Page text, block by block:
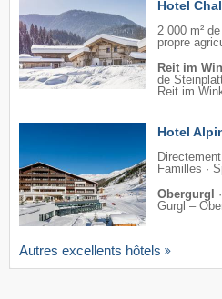
Hotel
2 000 m²
propre
Reit im
de
Reit im
Hotel
Familles ·
Obergurgl
·
Gurgl –
Autres excellents hôtels